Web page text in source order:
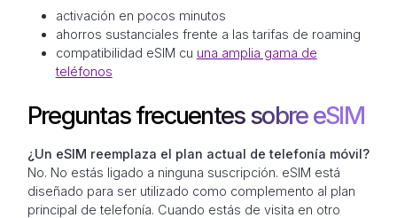
activación en pocos minutos
ahorros sustanciales frente a las tarifas de roaming
compatibilidad eSIM cu una amplia gama de
teléfonos
Preguntas frecuentes sobre eSIM
¿Un eSIM reemplaza el plan actual de telefonía móvil?
No. No estás ligado a ninguna suscripción. eSIM está
diseñado para ser utilizado como complemento al plan
principal de telefonía. Cuando estás de visita en otro